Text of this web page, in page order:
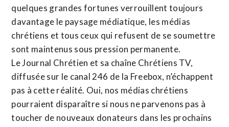
quelques grandes fortunes verrouillent toujours
davantage le paysage médiatique, les médias
chrétiens et tous ceux qui refusent de se soumettre
sont maintenus sous pression permanente.
Le Journal Chrétien et sa chaîne Chrétiens TV,
diffusée sur le canal 246 de la Freebox, n’échappent
pas à cette réalité. Oui, nos médias chrétiens
pourraient disparaître si nous ne parvenons pas à
toucher de nouveaux donateurs dans les prochains